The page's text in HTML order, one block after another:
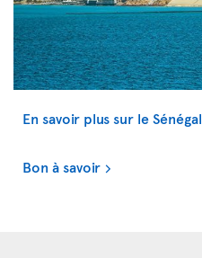
En savoir plus sur le Sénégal
Bon à savoir